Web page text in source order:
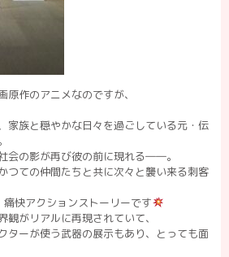
原作のアニメなのですが、
家族と穏やかな日々を過ごしている元・伝
会の影が再び彼の前に現れる――。
つての仲間たちと共に次々と襲い来る刺客
快アクションストーリーです
観がリアルに再現されていて、
ターが使う武器の展示もあり、とっても面